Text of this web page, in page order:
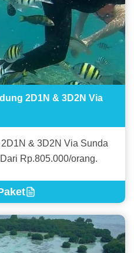
2D1N & 3D2N Via
& 3D2N Via Sunda
Rp.805.000/orang.